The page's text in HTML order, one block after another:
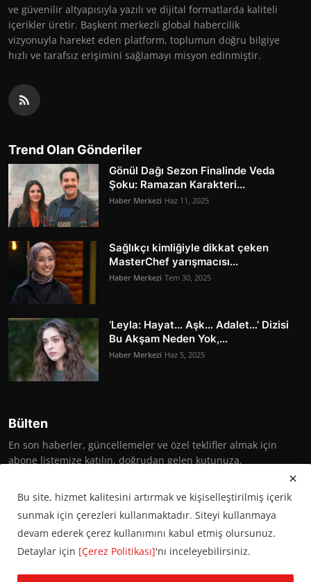
ve güvenilir altyapısıyla yazılı ve dijital formatlarda kaliteli
içerikler üretir. Başkent merkezli global habercilik
vizyonuyla hareket eden platform, toplumun doğru bilgiye
hızlı ve tarafsız erişimini sağlamayı misyon edinmiştir.
Trend Olan Gönderiler
Gönül Dağı Sezon Finalinde Veda
Şoku: Ramazan Karakteri...
Haber Merkezi Haz 11, 2025
Sağlıkçı kimliğiyle dikkat çeken
MasterChef yarışmacısı...
Haber Merkezi Tem 30, 2025
‘Leyla: Hayat… Aşk… Adalet…’ Dizisi
Bu Akşam Neden Yok,...
Haber Merkezi Haz 5, 2025
Bülten
En son haberler, güncellemeler ve özel teklifler almak için
abone listemize katılın, doğrudan gelen kutunuza.
Abone Ol
Bu site, hizmet kalitesini artırmak ve kişiselleştirilmiş içerik
sunmak için çerezleri kullanmaktadır. Siteyi kullanmaya
devam ederek çerez kullanımını kabul etmiş olursunuz.
Detaylar için [Çerez Politikası]'nı inceleyebilirsiniz.